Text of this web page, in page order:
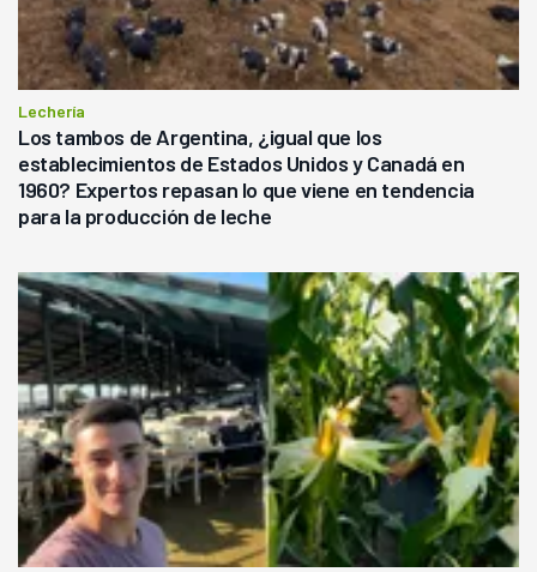
Lechería
Los tambos de Argentina, ¿igual que los
establecimientos de Estados Unidos y Canadá en
1960? Expertos repasan lo que viene en tendencia
para la producción de leche